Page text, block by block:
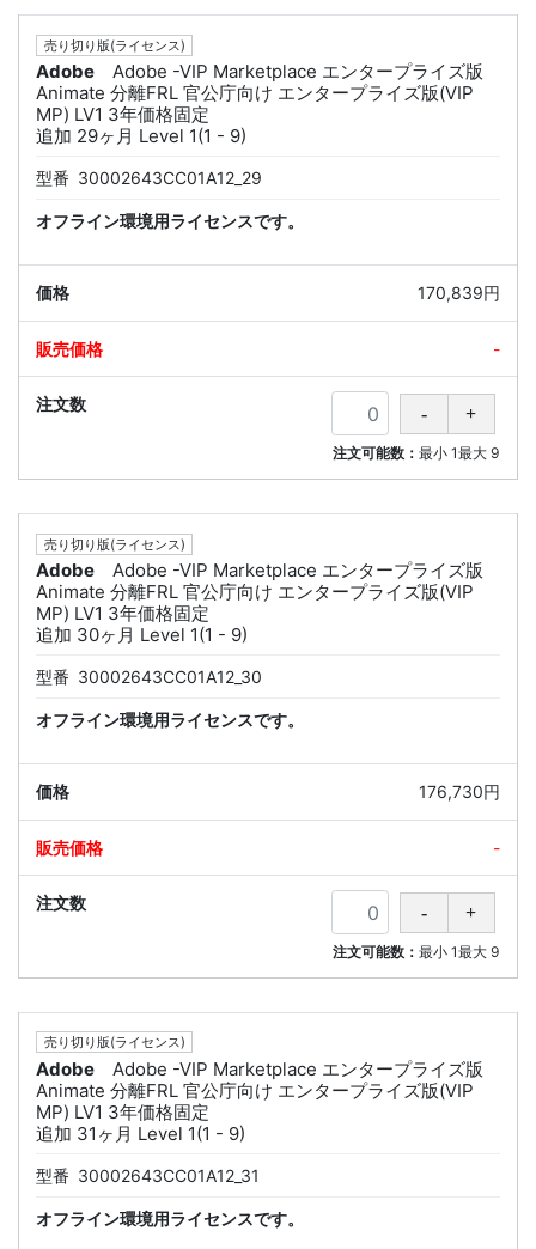
売り切り版(ライセンス)
Adobe
Adobe -VIP Marketplace エンタープライズ版
Animate 分離FRL 官公庁向け エンタープライズ版(VIP
MP) LV1 3年価格固定
追加 29ヶ月 Level 1(1 - 9)
型番 30002643CC01A12_29
オフライン環境用ライセンスです。
170,839円
-
注文可能数：最小 1最大 9
売り切り版(ライセンス)
Adobe
Adobe -VIP Marketplace エンタープライズ版
Animate 分離FRL 官公庁向け エンタープライズ版(VIP
MP) LV1 3年価格固定
追加 30ヶ月 Level 1(1 - 9)
型番 30002643CC01A12_30
オフライン環境用ライセンスです。
176,730円
-
注文可能数：最小 1最大 9
売り切り版(ライセンス)
Adobe
Adobe -VIP Marketplace エンタープライズ版
Animate 分離FRL 官公庁向け エンタープライズ版(VIP
MP) LV1 3年価格固定
追加 31ヶ月 Level 1(1 - 9)
型番 30002643CC01A12_31
オフライン環境用ライセンスです。